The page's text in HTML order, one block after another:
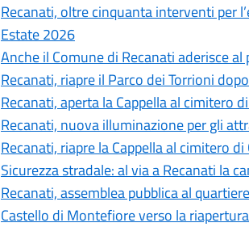
Recanati, oltre cinquanta interventi per
Estate 2026
Anche il Comune di Recanati aderisce
Recanati, riapre il Parco dei Torrioni
Recanati, aperta la Cappella al cimitero
Recanati, nuova illuminazione per gli
Recanati, riapre la Cappella al cimitero di
Sicurezza stradale: al via a Recanati la
Recanati, assemblea pubblica al
Castello di Montefiore verso la riapertura